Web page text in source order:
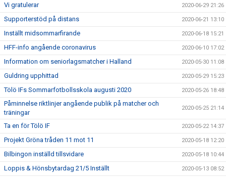
Vi gratulerar 2020-06-29 21:26
Supporterstöd på distans 2020-06-21 13:10
Inställt midsommarfirande 2020-06-18 15:21
HFF-info angående coronavirus 2020-06-10 17:02
Information om seniorlagsmatcher i Halland 2020-05-30 11:08
Guldring upphittad 2020-05-29 15:23
Tölö IFs Sommarfotbollsskola augusti 2020 2020-05-26 18:48
Påminnelse riktlinjer angående publik på matcher och
träningar
2020-05-25 21:14
Ta en för Tölö IF 2020-05-22 14:37
Projekt Gröna tråden 11 mot 11 2020-05-18 12:20
Bilbingon inställd tillsvidare 2020-05-18 10:44
Loppis & Hönsbytardag 21/5 Inställt 2020-05-13 08:52